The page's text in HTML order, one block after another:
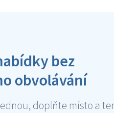
bez
obvolávání
doplňte místo a